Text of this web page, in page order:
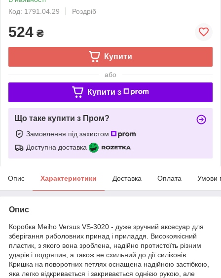
Код: 1791.04.29
Роздріб
524 ₴
Купити
або
Купити з
Що таке купити з Пром?
Замовлення під захистом
Доступна доставка
Опис Характеристики Доставка Оплата Умови
Опис
Коробка Meiho Versus VS-3020 - дуже зручний аксесуар для
зберігання риболовних принад і приладдя. Високоякісний
пластик, з якого вона зроблена, надійно протистоїть різним
ударів і подряпин, а також не схильний до дії силіконів.
Кришка на поворотних петлях оснащена надійною застібкою,
яка легко відкривається і закривається однією рукою, але